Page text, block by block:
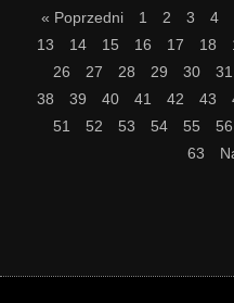
« Poprzedni 1 2 3 4
13
14 15 16 17 18
26
27 28 29 30 31
38
39 40 41 42 43
51
52 53 54 55 56
63